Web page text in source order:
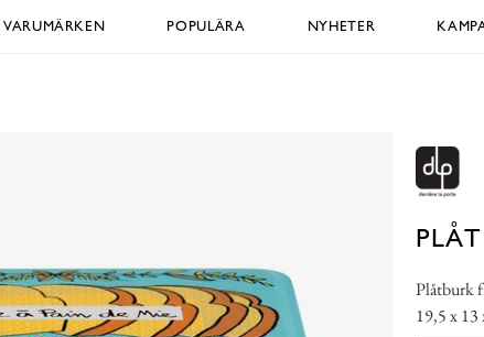
VARUMÄRKEN POPULÄRA NYHETER
Plåtburk
19,5 x 13